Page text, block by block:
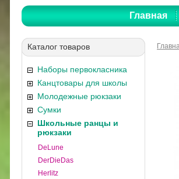
Главная
Каталог товаров
Наборы первокласника
Канцтовары для школы
Молодежные рюкзаки
Сумки
Школьные ранцы и
рюкзаки
DeLune
DerDieDas
Herlitz